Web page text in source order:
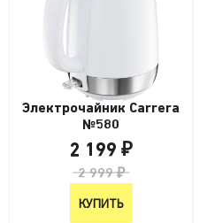
Электрочайник Carrera
№580
2 199 ₽
2 999 ₽
КУПИТЬ